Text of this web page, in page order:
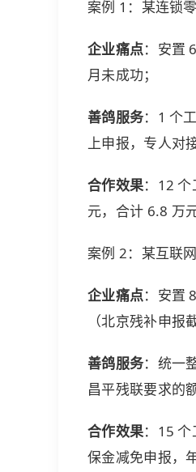
案例 1：某连锁
企业痛点：安置
月未成功；
善鸽服务：1 个
上申报，专人对
合作效果：12
元，合计 6.8 万
案例 2：某互联
企业痛点：安置
（北京残补申报
善鸽服务：统一
昌平残联要求的
合作效果：15
保金减免申报，